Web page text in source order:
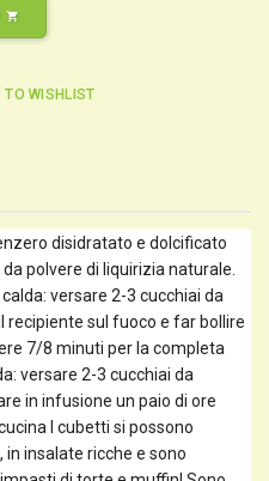
shopping_cart
TO WISHLIST
disidratato e dolcificato
polvere di liquirizia naturale.
versare 2-3 cucchiai da
recipiente sul fuoco e far bollire
7/8 minuti per la completa
versare 2-3 cucchiai da
in infusione un paio di ore
I cubetti si possono
insalate ricche e sono